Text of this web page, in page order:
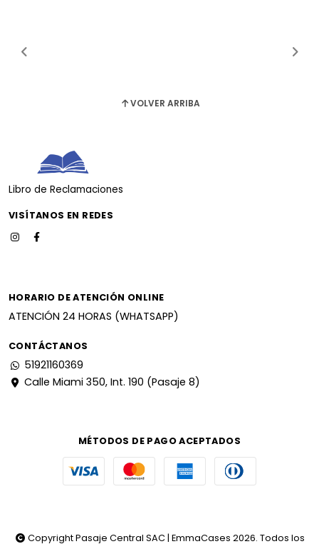
VOLVER ARRIBA
Libro de Reclamaciones
VISÍTANOS EN REDES
HORARIO DE ATENCIÓN ONLINE
ATENCIÓN 24 HORAS (WHATSAPP)
CONTÁCTANOS
51921160369
Calle Miami 350, Int. 190 (Pasaje 8)
MÉTODOS DE PAGO ACEPTADOS
Copyright Pasaje Central SAC | EmmaCases 2026. Todos los